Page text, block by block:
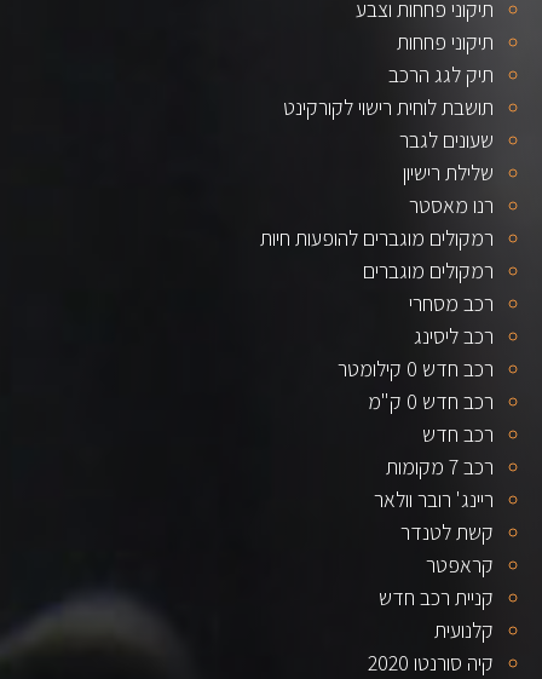
תיקוני פחחות וצבע
תיקוני פחחות
תיק לגג הרכב
תושבת לוחית רישוי לקורקינט
שעונים לגבר
שלילת רישיון
רנו מאסטר
רמקולים מוגברים להופעות חיות
רמקולים מוגברים
רכב מסחרי
רכב ליסינג
רכב חדש 0 קילומטר
רכב חדש 0 ק"מ
רכב חדש
רכב 7 מקומות
ריינג' רובר וולאר
קשת לטנדר
קראפטר
קניית רכב חדש
קלנועית
קיה סורנטו 2020